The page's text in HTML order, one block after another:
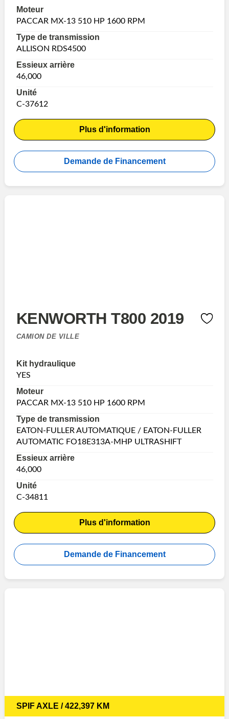
Moteur
PACCAR MX-13 510 HP 1600 RPM
Type de transmission
ALLISON RDS4500
Essieux arrière
46,000
Unité
C-37612
Plus d'information
Demande de Financement
KENWORTH T800 2019
CAMION DE VILLE
Kit hydraulique
YES
Moteur
PACCAR MX-13 510 HP 1600 RPM
Type de transmission
EATON-FULLER AUTOMATIQUE / EATON-FULLER
AUTOMATIC FO18E313A-MHP ULTRASHIFT
Essieux arrière
46,000
Unité
C-34811
Plus d'information
Demande de Financement
SPIF AXLE / 422,397 KM